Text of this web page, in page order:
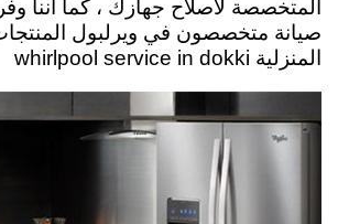
المتخصصة لاصلاح جهازك ، كما اننا
صيانة متخصصون في ويرلبول المنتجات
المنزلية whirlpool service in dokki